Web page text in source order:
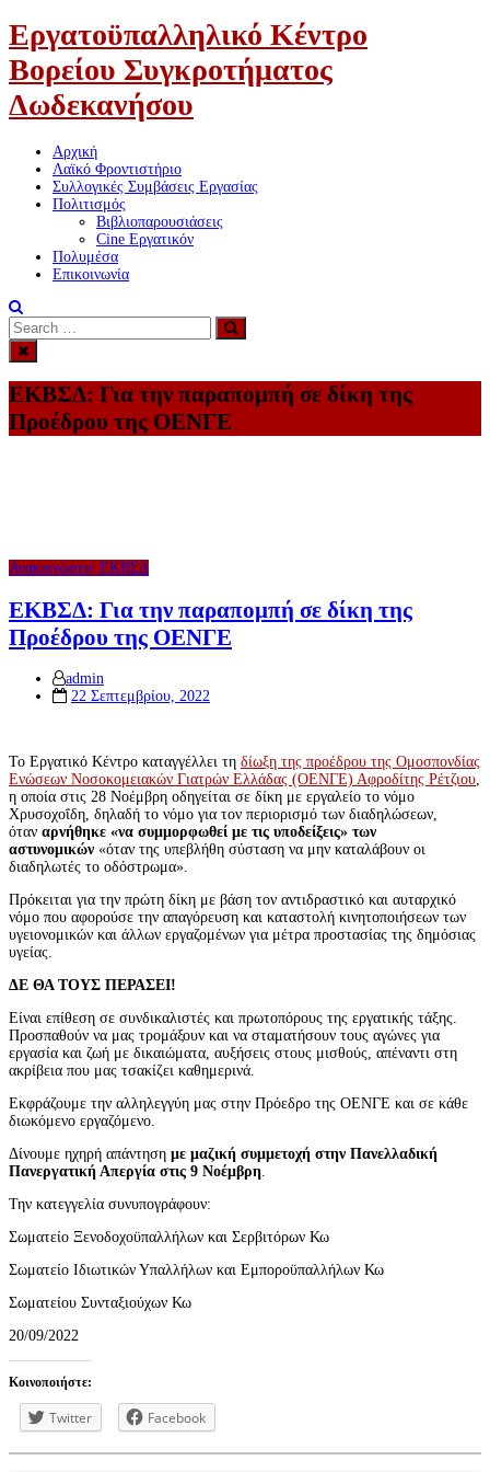
Εργατοϋπαλληλικό Κέντρο
Βορείου Συγκροτήματος
Δωδεκανήσου
Αρχική
Λαϊκό Φροντιστήριο
Συλλογικές Συμβάσεις Εργασίας
Πολιτισμός
Βιβλιοπαρουσιάσεις
Cine Εργατικόν
Πολυμέσα
Επικοινωνία
Search
for:
Search
ΕΚΒΣΔ: Για την παραπομπή σε δίκη της
Προέδρου της ΟΕΝΓΕ
Ανακοινώσεις ΕΚΒΣΔ
ΕΚΒΣΔ: Για την παραπομπή σε δίκη της
Προέδρου της ΟΕΝΓΕ
admin
Posted
22 Σεπτεμβρίου, 2022
Το Εργατικό Κέντρο καταγγέλλει τη δίωξη της προέδρου της Ομοσπονδίας
Ενώσεων Νοσοκομειακών Γιατρών Ελλάδας (ΟΕΝΓΕ) Αφροδίτης Ρέτζιου,
η οποία στις 28 Νοέμβρη οδηγείται σε δίκη με εργαλείο το νόμο
Χρυσοχοΐδη, δηλαδή το νόμο για τον περιορισμό των διαδηλώσεων,
όταν αρνήθηκε «να συμμορφωθεί με τις υποδείξεις» των
αστυνομικών «όταν της υπεβλήθη σύσταση να μην καταλάβουν οι
διαδηλωτές το οδόστρωμα».
Πρόκειται για την πρώτη δίκη με βάση τον αντιδραστικό και αυταρχικό
νόμο που αφορούσε την απαγόρευση και καταστολή κινητοποιήσεων των
υγειονομικών και άλλων εργαζομένων για μέτρα προστασίας της δημόσιας
υγείας.
ΔΕ ΘΑ ΤΟΥΣ ΠΕΡΑΣΕΙ!
Είναι επίθεση σε συνδικαλιστές και πρωτοπόρους της εργατικής τάξης.
Προσπαθούν να μας τρομάξουν και να σταματήσουν τους αγώνες για
εργασία και ζωή με δικαιώματα, αυξήσεις στους μισθούς, απέναντι στη
ακρίβεια που μας τσακίζει καθημερινά.
Εκφράζουμε την αλληλεγγύη μας στην Πρόεδρο της ΟΕΝΓΕ και σε κάθε
διωκόμενο εργαζόμενο.
Δίνουμε ηχηρή απάντηση με μαζική συμμετοχή στην Πανελλαδική
Πανεργατική Απεργία στις 9 Νοέμβρη.
Την κατεγγελία συνυπογράφουν:
Σωματείο Ξενοδοχοϋπαλλήλων και Σερβιτόρων Κω
Σωματείο Ιδιωτικών Υπαλλήλων και Εμποροϋπαλλήλων Κω
Σωματείου Συνταξιούχων Κω
20/09/2022
Κοινοποιήστε:
Twitter Facebook